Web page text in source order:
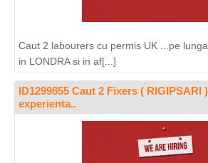
Caut 2 labourers cu permis UK ...pe
in LONDRA si in af[...]
ID1299855 Caut 2 Fixers ( RIGIPSARI
experienta..